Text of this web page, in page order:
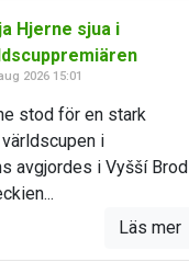
Hjerne sjua i
2026 15:01
stod för en stark
i
avgjordes i Vyšší Brod
Läs mer